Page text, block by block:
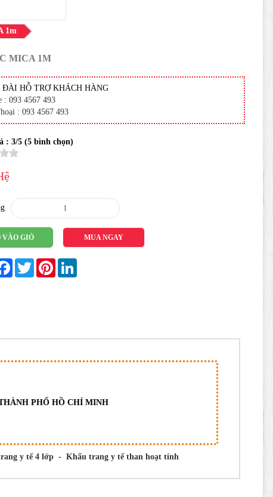
1m
MICA 1M
ĐÀI HỖ TRỢ KHÁCH HÀNG
: 093 4567 493
: 093 4567 493
: 3/5 (5 bình chọn)
VÀO GIỎ MUA NGAY
FacebookTwitterPinterest
PHỐ HỒ CHÍ MINH
y tế 4 lớp -Khẩu trang y tế than hoạt tính